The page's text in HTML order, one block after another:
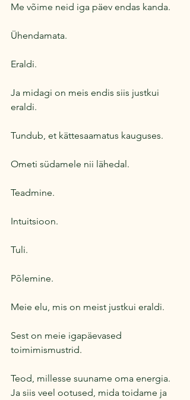
Me võime neid iga päev endas kanda.
Ühendamata.
Eraldi.
Ja midagi on meis endis siis justkui
eraldi.
Tundub, et kättesaamatus kauguses.
Ometi südamele nii lähedal.
Teadmine.
Intuitsioon.
Tuli.
Põlemine.
Meie elu, mis on meist justkui eraldi.
Sest on meie igapäevased
toimimismustrid.
Teod, millesse suuname oma energia.
Ja siis veel ootused, mida toidame ja